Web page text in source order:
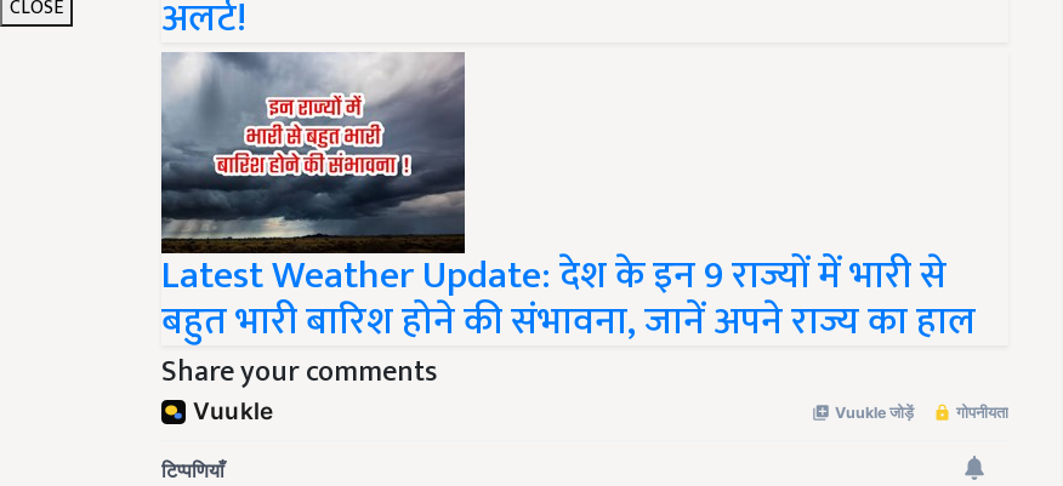
CLOSE
अलर्ट!
Latest Weather Update: देश के इन 9 राज्यों में भारी से
बहुत भारी बारिश होने की संभावना, जानें अपने राज्य का हाल
Share your comments